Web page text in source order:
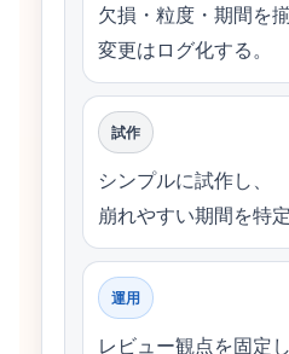
欠損・粒度・期間を揃
変更はログ化する。
試作
シンプルに試作し、
崩れやすい期間を特定
運用
レビュー観点を固定し